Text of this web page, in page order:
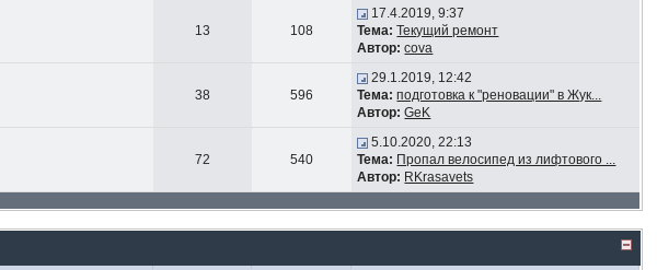
13 108
17.4.2019, 9:37
Тема: Текущий ремонт
Автор: cova
38 596
29.1.2019, 12:42
Тема: подготовка к "реновации" в Жук...
Автор: GeK
72 540
5.10.2020, 22:13
Тема: Пропал велосипед из лифтового ...
Автор: RKrasavets